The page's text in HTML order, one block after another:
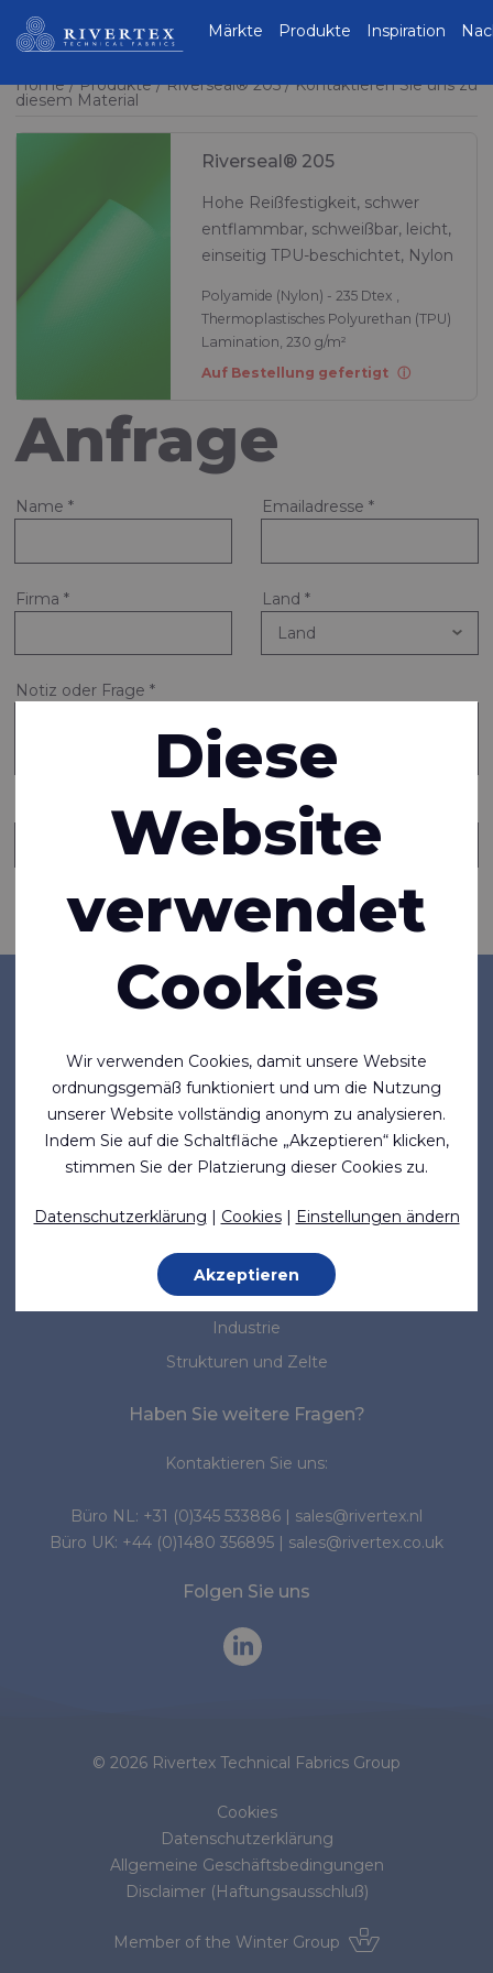
Home Produkte Riverseal® 205 Kontaktieren Sie uns zu
diesem Material
Riverseal® 205
Hohe Reißfestigkeit, schwer
entflammbar, schweißbar, leicht,
einseitig TPU-beschichtet, Nylon
Polyamide (Nylon) - 235 Dtex ,
Thermoplastisches Polyurethan (TPU)
Lamination, 230 g/m²
Auf Bestellung gefertigt
Anfrage
Name * Emailadresse *
Firma * Land *
Notiz oder Frage *
Eine Kopie dieser Nachricht an eine weitere Person senden
Informationen anfragen
Rivertex Technical
Fabrics Group
Märkte Produkte Inspiration
Firma
Über uns
Neuigkeiten
Normen & Standards
Marktsegmente
Marine
Medizin
Arbeitsschutz
Industrie
Strukturen und Zelte
Haben Sie weitere Fragen?
Kontaktieren Sie uns:
Büro NL: +31 (0)345 533886
sales@rivertex.nl
Büro UK: +44 (0)1480 356895 sales@rivertex.co.uk
Folgen Sie uns
© 2026 Rivertex Technical Fabrics Group
Cookies
Datenschutzerklärung
Allgemeine Geschäftsbedingungen
Disclaimer (Haftungsausschluß)
Member of theWinter Group
Diese
Website
verwendet
Cookies
Wir verwenden Cookies, damit unsere Website
ordnungsgemäß funktioniert und um die Nutzung
unserer Website vollständig anonym zu analysieren.
Indem Sie auf die Schaltfläche „Akzeptieren“ klicken,
stimmen Sie der Platzierung dieser Cookies zu.
Datenschutzerklärung | Cookies| Einstellungen ändern
Akzeptieren